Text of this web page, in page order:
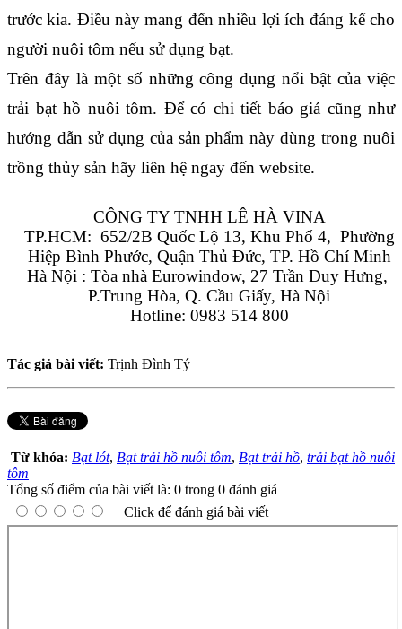
trước kia. Điều này mang đến nhiều lợi ích đáng kể cho
người nuôi tôm nếu sử dụng bạt.
Trên đây là một số những công dụng nổi bật của việc
trải bạt hồ nuôi tôm. Để có chi tiết báo giá cũng như
hướng dẫn sử dụng của sản phẩm này dùng trong nuôi
trồng thủy sản hãy liên hệ ngay đến website.
CÔNG TY TNHH LÊ HÀ VINA
TP.HCM:  652/2B Quốc Lộ 13, Khu Phố 4,  Phường
Hiệp Bình Phước, Quận Thủ Đức, TP. Hồ Chí Minh
Hà Nội : Tòa nhà Eurowindow, 27 Trần Duy Hưng,
P.Trung Hòa, Q. Cầu Giấy, Hà Nội
Hotline: 0983 514 800
Tác giả bài viết: Trịnh Đình Tý
Từ khóa: Bạt lót, Bạt trải hồ nuôi tôm, Bạt trải hồ, trải bạt hồ nuôi
tôm
Tổng số điểm của bài viết là: 0 trong 0 đánh giá
Click để đánh giá bài viết